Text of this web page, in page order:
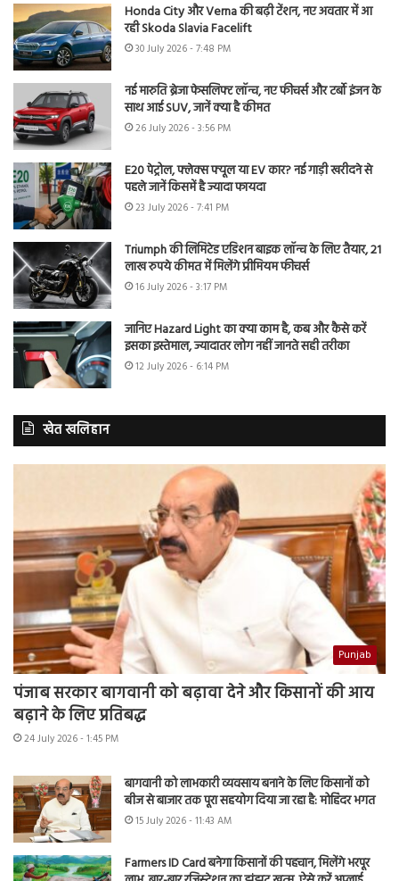
Honda City और Verna की बढ़ी टेंशन, नए अवतार में आ
रही Skoda Slavia Facelift
30 July 2026 - 7:48 PM
नई मारुति ब्रेजा फेसलिफ्ट लॉन्च, नए फीचर्स और टर्बो इंजन के
साथ आई SUV, जानें क्या है कीमत
26 July 2026 - 3:56 PM
E20 पेट्रोल, फ्लेक्स फ्यूल या EV कार? नई गाड़ी खरीदने से
पहले जानें किसमें है ज्यादा फायदा
23 July 2026 - 7:41 PM
Triumph की लिमिटेड एडिशन बाइक लॉन्च के लिए तैयार, 21
लाख रुपये कीमत में मिलेंगे प्रीमियम फीचर्स
16 July 2026 - 3:17 PM
जानिए Hazard Light का क्या काम है, कब और कैसे करें
इसका इस्तेमाल, ज्यादातर लोग नहीं जानते सही तरीका
12 July 2026 - 6:14 PM
खेत खलिहान
Punjab
पंजाब सरकार बागवानी को बढ़ावा देने और किसानों की आय
बढ़ाने के लिए प्रतिबद्ध
24 July 2026 - 1:45 PM
बागवानी को लाभकारी व्यवसाय बनाने के लिए किसानों को
बीज से बाजार तक पूरा सहयोग दिया जा रहा है: मोहिंदर भगत
15 July 2026 - 11:43 AM
Farmers ID Card बनेगा किसानों की पहचान, मिलेंगे भरपूर